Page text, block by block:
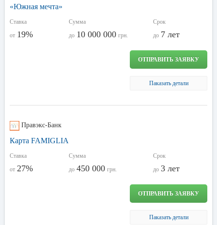
«Южная мечта»
Ставка
от 19%
Сумма
до 10 000 000 грн.
Срок
до 7 лет
ОТПРАВИТЬ ЗАЯВКУ
Паказать детали
Правэкс-Банк
Карта FAMIGLIA
Ставка
от 27%
Сумма
до 450 000 грн.
Срок
до 3 лет
ОТПРАВИТЬ ЗАЯВКУ
Паказать детали